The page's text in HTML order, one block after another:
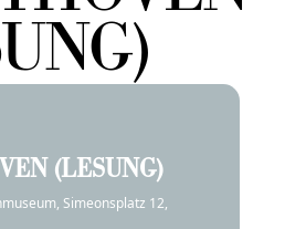
(LESUNG)
, Simeonsplatz 12,